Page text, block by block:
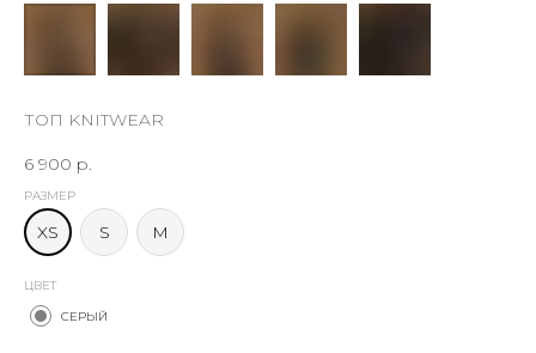
ТОП KNITWEAR
6 900 р.
РАЗМЕР
XS S M
ЦВЕТ
СЕРЫЙ